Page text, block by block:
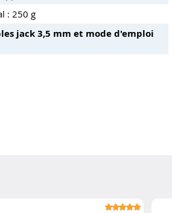
: 250 g
jack 3,5 mm et mode d'emploi